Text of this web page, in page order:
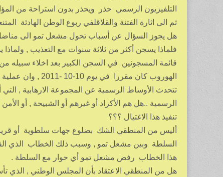
التلفيزيون الرسمي حذر ويحذر بدون استراحة من
ثم الى اثارة الفتنة والقلاقلفي ربوع الوطن الهادئة
هل يجوز السؤال عن أسباب تحول مشعل تمو الى
فلماذا يسجن أكثر من ثلاثة سنوات مع التعذيب ,
قائمة المسجونين في السجن الكبير بعد اخلاء
الهوروب كان مقررا في يوم 10-10 -2011 , وان عملية قتله كانت عملية “مستعجلة ” بعض الشيئ .
تتحدث الأوساط الرسمية عن المجموعة الارهابية ,
الرسمية ..هل هم الأكراد أو غيرهم أو الشبيحة , أو
تنفيذ هذا الاغتيال ؟؟؟
أليس من المنطقي الشك بضلوع جهات سلطوية أو
السلطة وبين مشعل تمو , وسبب ذلك الخطاب الذي
هذا الخطاب رفض مشعل تمو أي حوار مع السلطة .
هل من المنطقي الاعتقاد بأن المجلس الوطني ,